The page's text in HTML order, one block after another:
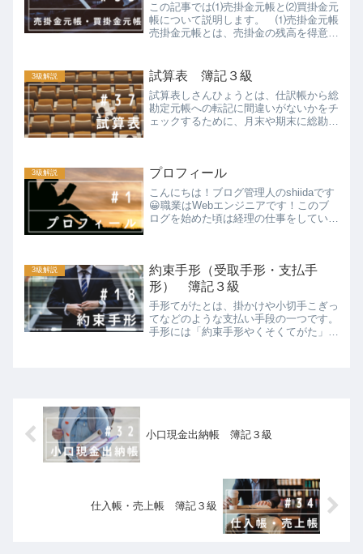
この記事では⑴売掛金元帳と⑵買掛金元
帳について説明します。 ⑴売掛金元帳
売掛金元帳とは、売掛金の残高を得意先
に対する合計金額ですが、今回の売掛金
元帳を作成することで得意...
3級解説 試算表 簿記３級
試算表しさんひょうとは、仕訳帳から総
勘定元帳への転記に間違いがないかをチ
ェックするために、月末や期末に総勘定
です。そして、試算表には次の...
3級解説 プロフィール
こんにちは！ブログ管理人のshiidaです
😀職業はWebエンジニアです！このブ
ログを始めた頃は経理の仕事をしていま
格しました✏️ちな...
3級解説
約束手形（受取手形・支払手
形） 簿記３級
手形てがたとは、掛かけや小切手こぎっ
てなどのような支払い手段の一つです。
手形には「約束手形やくそくてがた」と
小口現金出納帳 簿記３級
仕入帳・売上帳 簿記３級